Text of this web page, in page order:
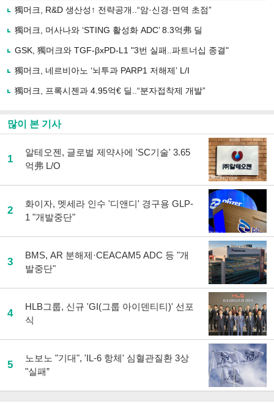
로
기
사
유
기
獨머크, R&D 생산성↑ 전략공개..“암·신경·면역 초점”
獨머크, 머사나와 ‘STING 활성화 ADC’ 8.3억弗 딜
GSK, 獨머크와 TGF-βxPD-L1 "3번 실패..파트너십 종결"
獨머크, 네르비아노 ‘뇌투과 PARP1 저해제’ L/I
獨머크, 프록시젠과 4.95억€ 딜..“분자접착제 개발”
많이 본 기사
1
알테오젠, 글로벌 제약사에 'SC기술' 3.65
억弗 L/O
2
화이자, 멧세라 인수 '디앤디' 경구용 GLP-
1 "개발중단"
3
BMS, AR 분해제·CEACAM5 ADC 등 "개
발중단"
4
HLB그룹, 신규 'GI(그룹 아이덴티티)' 선포
식
5
노보노 "기대", 'IL-6 항체' 심혈관질환 3상
"실패”